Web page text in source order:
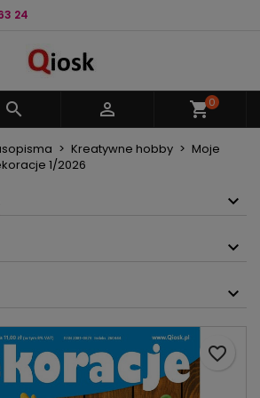
24
  shopping_cart0
Kreatywne hobby
Moje
1/2026
favorite_border
Anuluj
by zapisać produkty na
Anuluj Zaloguj się